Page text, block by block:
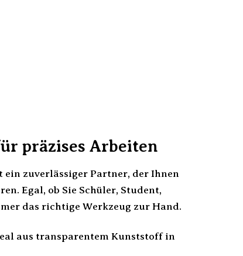
präzises Arbeiten
ein zuverlässiger Partner, der Ihnen
Egal, ob Sie Schüler, Student,
das richtige Werkzeug zur Hand.
aus transparentem Kunststoff in